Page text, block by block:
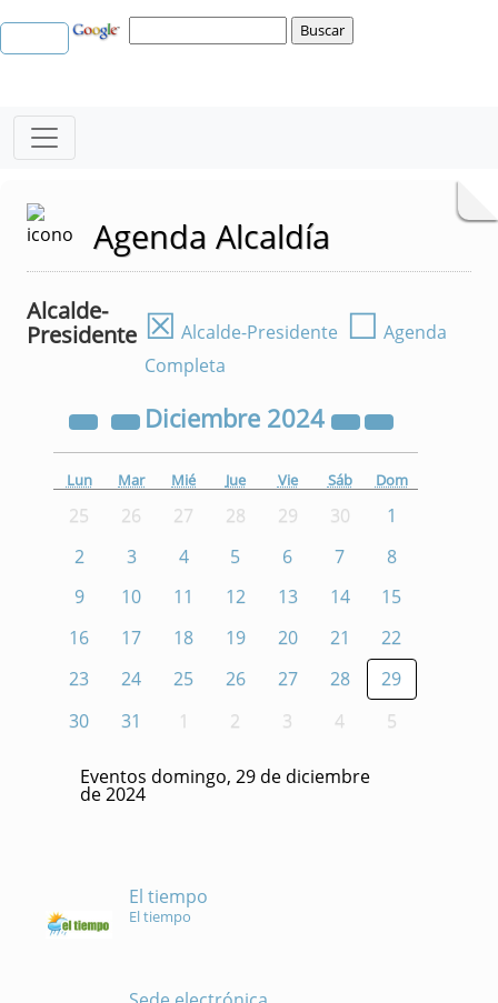
Agenda Alcaldía
Alcalde-
Presidente ☒ Alcalde-Presidente ☐ Agenda
Completa
Diciembre 2024
Lun Mar Mié Jue Vie Sáb Dom
25 26 27 28 29 30
1
2
3 4 5 6 7
8
9
10 11 12 13 14
15
16
17 18 19 20 21
22
23
24 25 26 27 28
29
30
31 1 2 3 4 5
Eventos domingo, 29 de diciembre
de 2024
El tiempo
El tiempo